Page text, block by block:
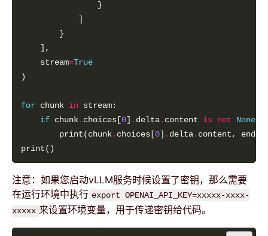
    stream
=True
for chunk in
if chunk. choices[0] . delta. content is not None
        print(chunk
. choices[0] . delta. content, end=
注意：如果您启动vLLM服务时候设置了密钥，那么需要
在运行环境中执行 export OPENAI_API_KEY=xxxxx-xxxx-
xxxxx 来设置环境变量，用于传递密钥给代码。